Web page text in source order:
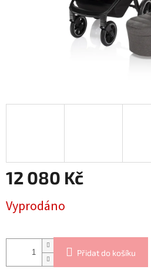
12 080 Kč
cena:
Vyprodáno
Přidat do košíku